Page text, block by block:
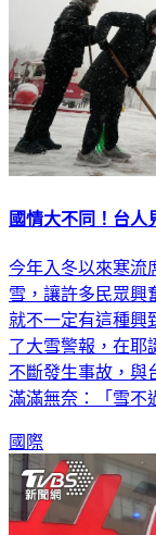
國情大不同！台
今年入冬以來寒流
雪，讓許多民眾興
就不一定有這種興
了大雪警報，在耶
不斷發生事故，與
滿滿無奈：「雪不
國際